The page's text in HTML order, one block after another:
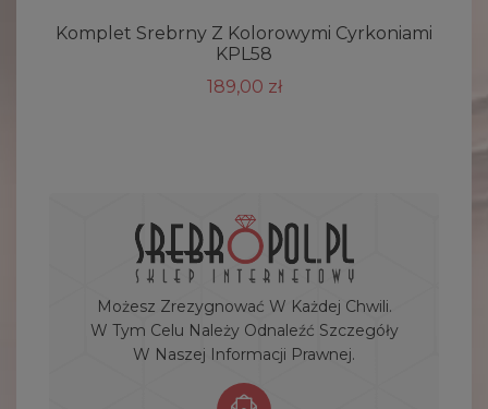
Komplet Srebrny Z Kolorowymi Cyrkoniami
KPL58
189,00 zł
Możesz Zrezygnować W Każdej Chwili.
W Tym Celu Należy Odnaleźć Szczegóły
W Naszej Informacji Prawnej.